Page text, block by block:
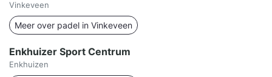
Vinkeveen
Meer over padel in Vinkeveen
Enkhuizer Sport Centrum
Enkhuizen